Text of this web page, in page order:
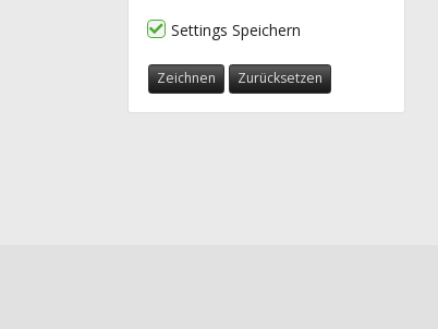
Settings Speichern
Zeichnen Zurücksetzen